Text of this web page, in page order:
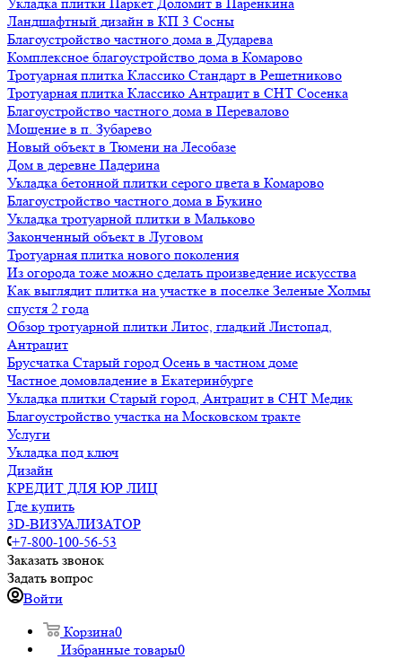
Ландшафтный дизайн в КП 3 Сосны
Благоустройство частного дома в Дударева
Комплексное благоустройство дома в Комарово
Тротуарная плитка Классико Стандарт в Решетниково
Тротуарная плитка Классико Антрацит в СНТ Сосенка
Благоустройство частного дома в Перевалово
Мощение в п. Зубарево
Новый объект в Тюмени на Лесобазе
Дом в деревне Падерина
Укладка бетонной плитки серого цвета в Комарово
Благоустройство частного дома в Букино
Укладка тротуарной плитки в Мальково
Законченный объект в Луговом
Тротуарная плитка нового поколения
Из огорода тоже можно сделать произведение искусства
Как выглядит плитка на участке в поселке Зеленые Холмы
спустя 2 года
Обзор тротуарной плитки Литос, гладкий Листопад,
Антрацит
Брусчатка Старый город Осень в частном доме
Частное домовладение в Екатеринбурге
Укладка плитки Старый город, Антрацит в СНТ Медик
Благоустройство участка на Московском тракте
Услуги
Укладка под ключ
Дизайн
КРЕДИТ ДЛЯ ЮР ЛИЦ
Где купить
3D-ВИЗУАЛИЗАТОР
+7-800-100-56-53
Заказать звонок
Задать вопрос
Войти
Корзина0
Избранные товары0